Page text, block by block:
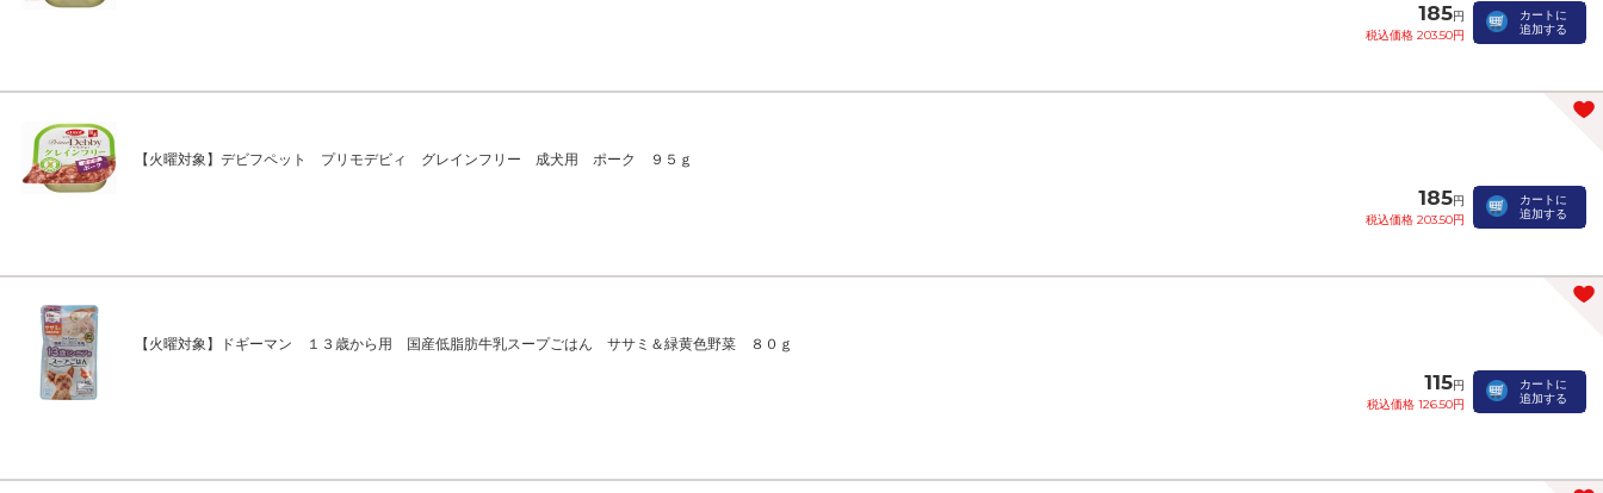
185円
税込価格 203.50円
カートに
追加する
【火曜対象】デビフペット プリモデビィ グレインフリー 成犬用 ポーク ９５ｇ
185円
税込価格 203.50円
カートに
追加する
【火曜対象】ドギーマン １３歳から用 国産低脂肪牛乳スープごはん ササミ＆緑黄色野菜 ８０ｇ
115円
税込価格 126.50円
カートに
追加する